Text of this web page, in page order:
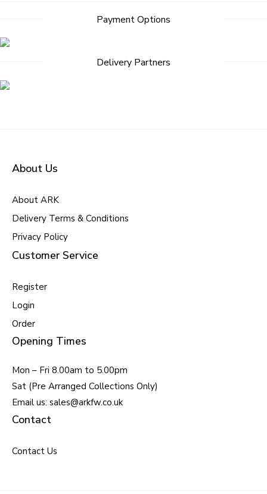
Payment Options
Delivery Partners
About Us
About ARK
Delivery Terms & Conditions
Privacy Policy
Customer Service
Register
Login
Order
Opening Times
Mon – Fri 8.00am to 5.00pm
Sat (Pre Arranged Collections Only)
Email us: sales@arkfw.co.uk
Contact
Contact Us